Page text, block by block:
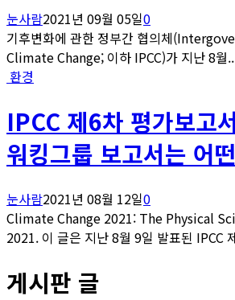
눈사람2021년 09월 05일0
기후변화에 관한 정부간 협의체
Climate Change; 이하 IPCC)가 지난 8월
환경
IPCC 제6차 평가보고
워킹그룹 보고서는 어
눈사람2021년 08월 12일0
Climate Change 2021: The Physical
2021. 이 글은 지난 8월 9일 발표된 IPCC
게시판 글